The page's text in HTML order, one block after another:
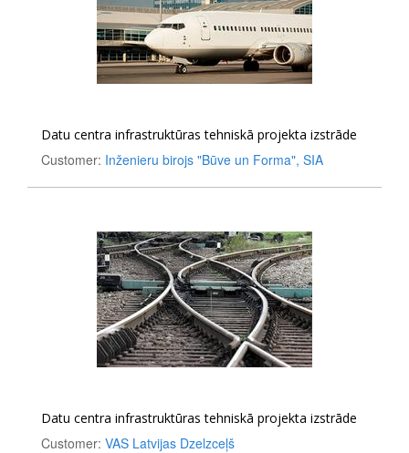
Datu centra infrastruktūras tehniskā projekta izstrāde
Customer: Inženieru birojs "Būve un Forma", SIA
Datu centra infrastruktūras tehniskā projekta izstrāde
Customer: VAS Latvijas Dzelzceļš